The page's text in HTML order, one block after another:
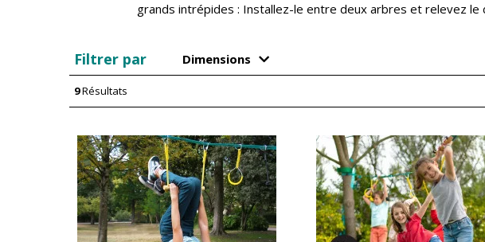
grands intrépides : Installez-le entre deux arbres et relevez le
Filtrer par Dimensions
9Résultats